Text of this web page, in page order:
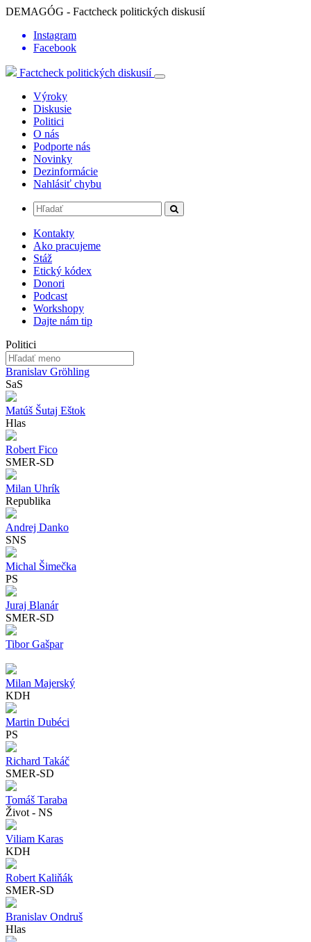
DEMAGÓG - Factcheck politických diskusií
Instagram
Facebook
Factcheck politických diskusií
Výroky
Diskusie
Politici
O nás
Podporte nás
Novinky
Dezinformácie
Nahlásiť chybu
Kontakty
Ako pracujeme
Stáž
Etický kódex
Donori
Podcast
Workshopy
Dajte nám tip
Politici
Branislav Gröhling
SaS
Matúš Šutaj Eštok
Hlas
Robert Fico
SMER-SD
Milan Uhrík
Republika
Andrej Danko
SNS
Michal Šimečka
PS
Juraj Blanár
SMER-SD
Tibor Gašpar
Milan Majerský
KDH
Martin Dubéci
PS
Richard Takáč
SMER-SD
Tomáš Taraba
Život - NS
Viliam Karas
KDH
Robert Kaliňák
SMER-SD
Branislav Ondruš
Hlas